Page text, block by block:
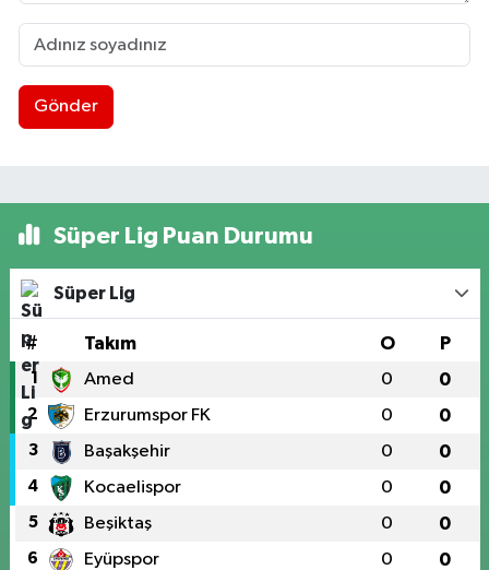
Gönder
Süper Lig Puan Durumu
Süper Lig
# Takım O P
1 Amed 0 0
2 Erzurumspor FK 0 0
3 Başakşehir 0 0
4 Kocaelispor 0 0
5 Beşiktaş 0 0
6 Eyüpspor 0 0